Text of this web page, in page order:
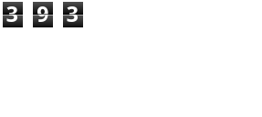
3 9 3